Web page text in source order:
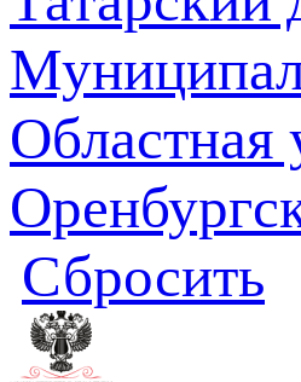
Областная
Сбросить